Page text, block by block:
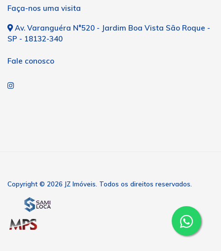
Faça-nos uma visita
Av. Varanguéra N°520 - Jardim Boa Vista São Roque -
SP - 18132-340
Fale conosco
Copyright © 2026 JZ Imóveis. Todos os direitos reservados.